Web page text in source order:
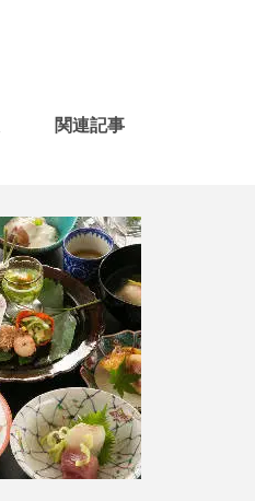
関連記事